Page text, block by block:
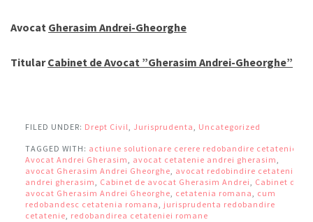
Avocat Gherasim Andrei-Gheorghe
TitularCabinet de Avocat ”Gherasim Andrei-Gheorghe”
FILED UNDER: Drept Civil Jurisprudenta Uncategorized
TAGGED WITH: actiune solutionare cerere redobandire cetatenie
Avocat Andrei Gherasim
avocat cetatenie andrei gherasim
avocat Gherasim Andrei Gheorghe avocat redobindire cetatenie
andrei gherasim
Cabinet de avocat Gherasim Andrei
Cabinet de
avocat Gherasim Andrei Gheorghe cetatenia romana
cum
redobandesc cetatenia romana
jurisprudenta redobandire
cetatenie redobandirea cetateniei romane